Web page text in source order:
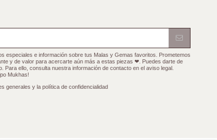
especiales e información sobre tus Malas y Gemas favoritos. Prometemos
y de valor para acercarte aún más a estas piezas ❤. Puedes darte de
Para ello, consulta nuestra información de contacto en el aviso legal.
Mukhas!
generales y la política de confidencialidad